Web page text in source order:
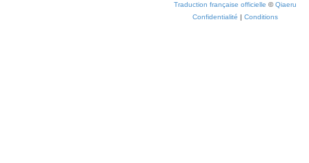
Traduction française officielle ©Qiaeru
Confidentialité | Conditions